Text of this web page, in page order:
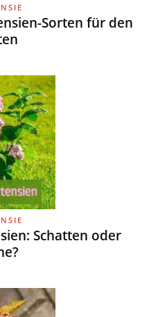
Sorten für den
Schatten oder